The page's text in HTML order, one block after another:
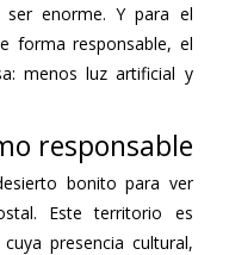
ser enorme. Y para el
forma responsable, el
menos luz artificial y
responsable
bonito para ver
Este territorio es
presencia cultural,